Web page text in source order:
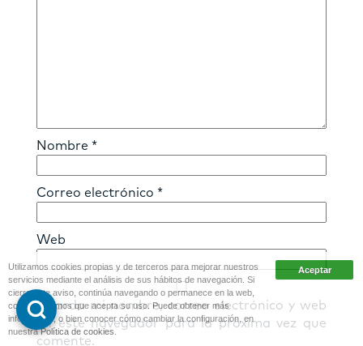
Nombre *
Correo electrónico *
Web
Guarda mi nombre, correo electrónico y web
en este navegador para la próxima vez que
comente.
Utilizamos cookies propias y de terceros para mejorar nuestros
servicios mediante el análisis de sus hábitos de navegación. Si
cierra este aviso, continúa navegando o permanece en la web,
consideraremos que acepta su uso. Puede obtener más
información, o bien conocer cómo cambiar la configuración, en
nuestraPolítica de cookies